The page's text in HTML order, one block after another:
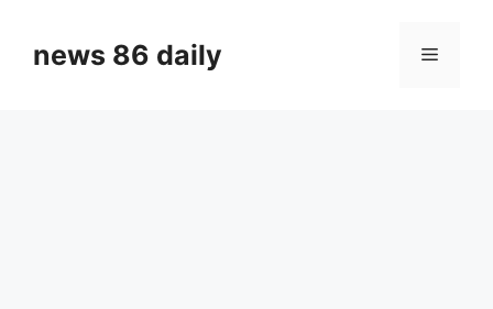
contentnews 86 daily Menu